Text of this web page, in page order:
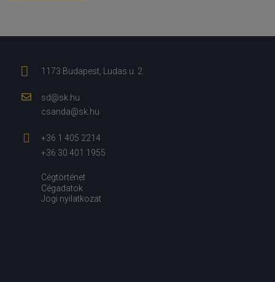
1173 Budapest, Ludas u. 2.
sd@sk.hu
csanda@sk.hu
+36 1 405 2214
+36 30 401 1955
Cégtörténet
Cégadatok
Jogi nyilatkozat